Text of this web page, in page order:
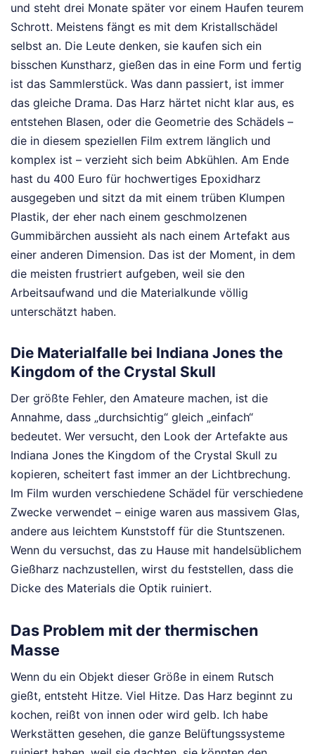
und steht drei Monate später vor einem Haufen teurem
Schrott. Meistens fängt es mit dem Kristallschädel
selbst an. Die Leute denken, sie kaufen sich ein
bisschen Kunstharz, gießen das in eine Form und fertig
ist das Sammlerstück. Was dann passiert, ist immer
das gleiche Drama. Das Harz härtet nicht klar aus, es
entstehen Blasen, oder die Geometrie des Schädels –
die in diesem speziellen Film extrem länglich und
komplex ist – verzieht sich beim Abkühlen. Am Ende
hast du 400 Euro für hochwertiges Epoxidharz
ausgegeben und sitzt da mit einem trüben Klumpen
Plastik, der eher nach einem geschmolzenen
Gummibärchen aussieht als nach einem Artefakt aus
einer anderen Dimension. Das ist der Moment, in dem
die meisten frustriert aufgeben, weil sie den
Arbeitsaufwand und die Materialkunde völlig
unterschätzt haben.
Die Materialfalle bei Indiana Jones the
Kingdom of the Crystal Skull
Der größte Fehler, den Amateure machen, ist die
Annahme, dass „durchsichtig“ gleich „einfach“
bedeutet. Wer versucht, den Look der Artefakte aus
Indiana Jones the Kingdom of the Crystal Skull zu
kopieren, scheitert fast immer an der Lichtbrechung.
Im Film wurden verschiedene Schädel für verschiedene
Zwecke verwendet – einige waren aus massivem Glas,
andere aus leichtem Kunststoff für die Stuntszenen.
Wenn du versuchst, das zu Hause mit handelsüblichem
Gießharz nachzustellen, wirst du feststellen, dass die
Dicke des Materials die Optik ruiniert.
Das Problem mit der thermischen
Masse
Wenn du ein Objekt dieser Größe in einem Rutsch
gießt, entsteht Hitze. Viel Hitze. Das Harz beginnt zu
kochen, reißt von innen oder wird gelb. Ich habe
Werkstätten gesehen, die ganze Belüftungssysteme